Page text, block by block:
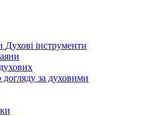
Духові інструменти
догляду за духовими